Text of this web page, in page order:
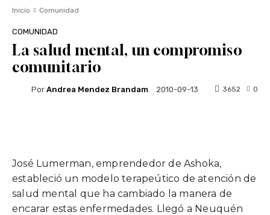
Inicio Comunidad
COMUNIDAD
La salud mental, un compromiso
comunitario
Por Andrea Mendez Brandam 2010-09-13 0
3652
José Lumerman, emprendedor de Ashoka,
estableció un modelo terapeútico de atención de
salud mental que ha cambiado la manera de
encarar estas enfermedades. Llegó a Neuquén